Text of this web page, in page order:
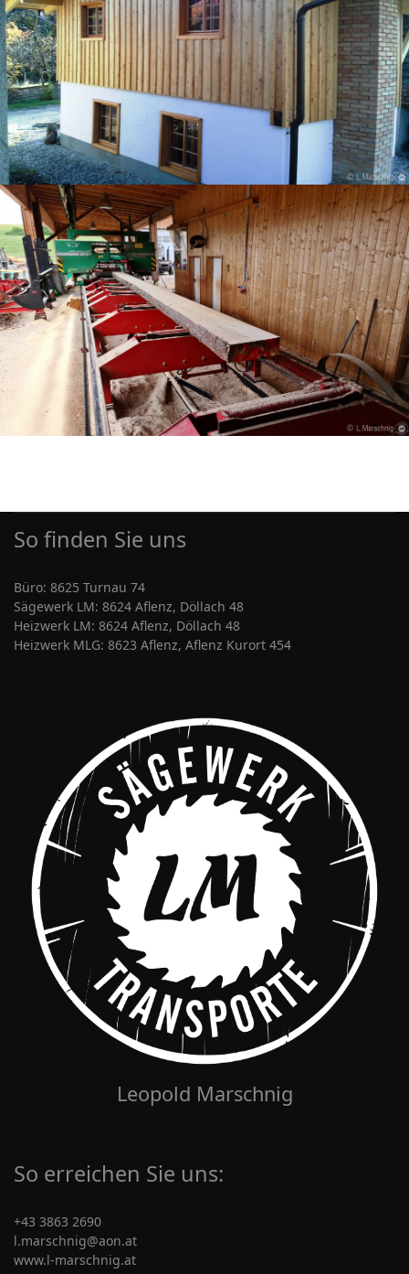
So finden Sie uns
Büro: 8625 Turnau 74
Sägewerk LM: 8624 Aflenz, Döllach 48
Heizwerk LM: 8624 Aflenz, Döllach 48
Heizwerk MLG: 8623 Aflenz, Aflenz Kurort 454
Leopold Marschnig
So erreichen Sie uns:
+43 3863 2690
l.marschnig@aon.at
www.l-marschnig.at